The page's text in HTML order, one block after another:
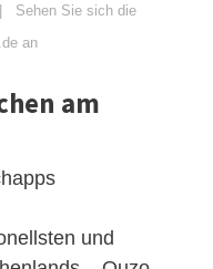
Sehen Sie sich die
an
am
und